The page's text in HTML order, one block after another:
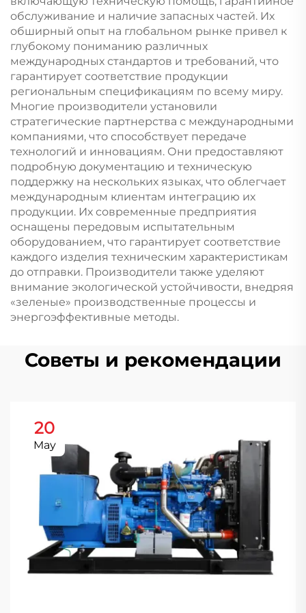
обслуживание и наличие запасных частей. Их
обширный опыт на глобальном рынке привел к
глубокому пониманию различных
международных стандартов и требований, что
гарантирует соответствие продукции
региональным спецификациям по всему миру.
Многие производители установили
стратегические партнерства с международными
компаниями, что способствует передаче
технологий и инновациям. Они предоставляют
подробную документацию и техническую
поддержку на нескольких языках, что облегчает
международным клиентам интеграцию их
продукции. Их современные предприятия
оснащены передовым испытательным
оборудованием, что гарантирует соответствие
каждого изделия техническим характеристикам
до отправки. Производители также уделяют
внимание экологической устойчивости, внедряя
«зеленые» производственные процессы и
энергоэффективные методы.
Советы и рекомендации
20
May